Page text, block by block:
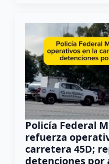
Policía Federal
refuerza
carretera 45D;
detenciones por